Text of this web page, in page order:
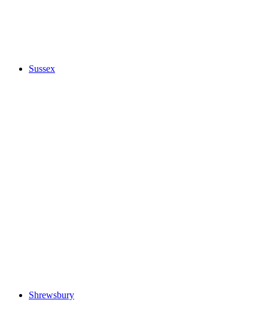
Sussex
Shrewsbury